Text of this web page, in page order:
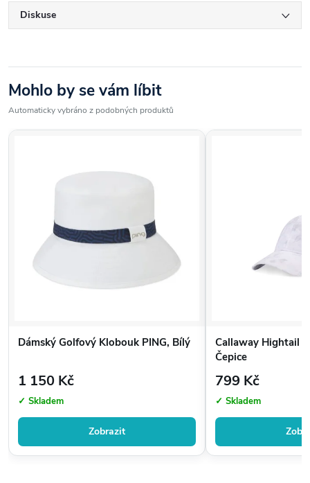
Diskuse
Mohlo by se vám líbit
Automaticky vybráno z podobných produktů
Dámský Golfový Klobouk PING, Bílý
1 150 Kč
✓ Skladem
Zobrazit
Callaway Hightail
Čepice
799 Kč
✓ Skladem